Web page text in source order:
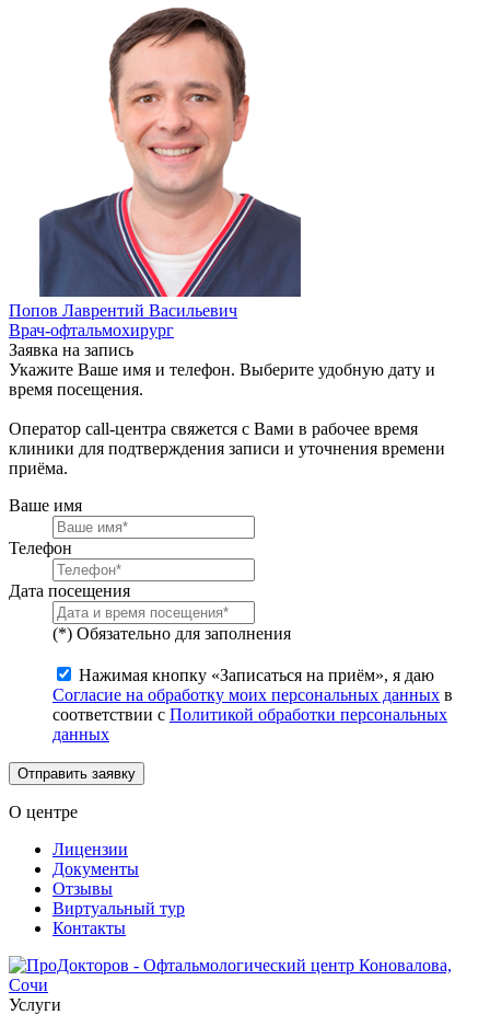
Попов Лаврентий Васильевич
Врач-офтальмохирург
Заявка на запись
Укажите Ваше имя и телефон. Выберите удобную дату и
время посещения.
Оператор call-центра свяжется с Вами в рабочее время
клиники для подтверждения записи и уточнения времени
приёма.
Ваше имя
Телефон
Дата посещения
(*) Обязательно для заполнения
Нажимая кнопку «Записаться на приём», я даю
Согласие на обработку моих персональных данных в
соответствии с Политикой обработки персональных
данных
Отправить заявку
О центре
Лицензии
Документы
Отзывы
Виртуальный тур
Контакты
Услуги